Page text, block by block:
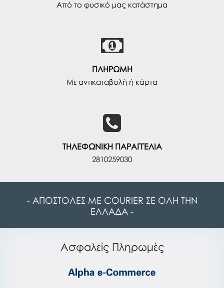
Από το φυσικό μας κατάστημα
ΠΛΗΡΩΜΗ
Με αντικαταβολή ή κάρτα
ΤΗΛΕΦΩΝΙΚΗ ΠΑΡΑΓΓΕΛΙΑ
2810259030
- ΑΠΟΣΤΟΛΕΣ ΜΕ COURIER ΣΕ ΟΛΗ ΤΗΝ
ΕΛΛΑΔΑ -
Ασφαλείς Πληρωμές